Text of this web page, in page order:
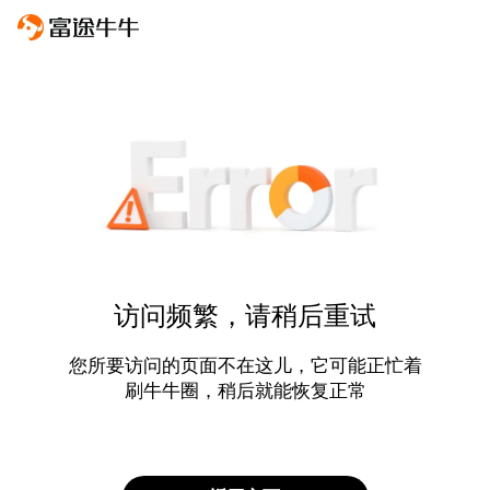
访问频繁，请稍后重试
您所要访问的页面不在这儿，它可能正忙着
刷牛牛圈，稍后就能恢复正常